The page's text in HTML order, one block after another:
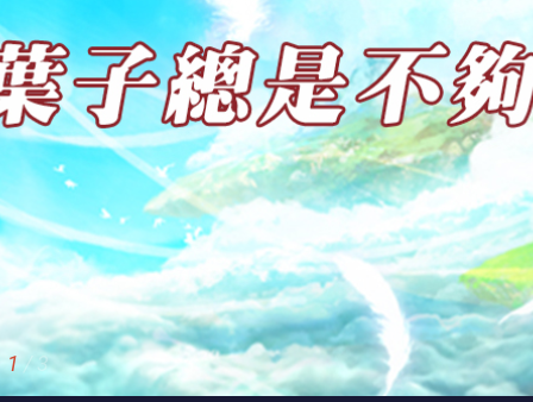
2 / 3